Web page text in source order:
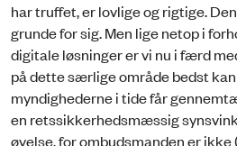
har truffet, er lovlige og rigtige.
grunde for sig. Men lige netop i
digitale løsninger er vi nu i færd
på dette særlige område bedst
myndighederne i tide får
en retssikkerhedsmæssig
øvelse, for ombudsmanden er